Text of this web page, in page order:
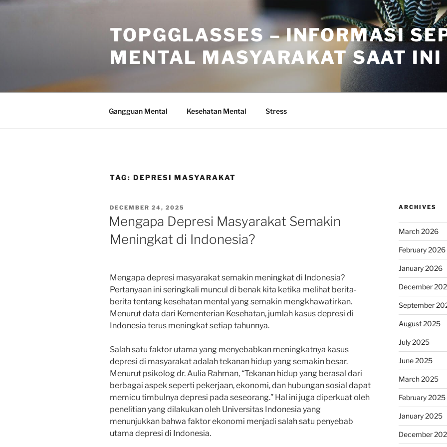
Skip
TOPGGLASSES – INFORMASI
MENTAL MASYARAKAT SAAT INI
Gangguan Mental Kesehatan Mental Stress
TAG: DEPRESI MASYARAKAT
POSTED
ON
DECEMBER 24, 2025
Mengapa Depresi Masyarakat Semakin
Meningkat di Indonesia?
Mengapa depresi masyarakat semakin meningkat di Indonesia?
Pertanyaan ini seringkali muncul di benak kita ketika melihat berita-
berita tentang kesehatan mental yang semakin mengkhawatirkan.
Menurut data dari Kementerian Kesehatan, jumlah kasus depresi di
Indonesia terus meningkat setiap tahunnya.
Salah satu faktor utama yang menyebabkan meningkatnya kasus
depresi di masyarakat adalah tekanan hidup yang semakin besar.
Menurut psikolog dr. Aulia Rahman, “Tekanan hidup yang berasal dari
berbagai aspek seperti pekerjaan, ekonomi, dan hubungan sosial dapat
memicu timbulnya depresi pada seseorang.” Hal ini juga diperkuat oleh
penelitian yang dilakukan oleh Universitas Indonesia yang
menunjukkan bahwa faktor ekonomi menjadi salah satu penyebab
utama depresi di Indonesia.
ARCHIVES
March 2026
February 2026
January 2026
December
September
August 2025
July 2025
June 2025
March 2025
February 2025
January 2025
December